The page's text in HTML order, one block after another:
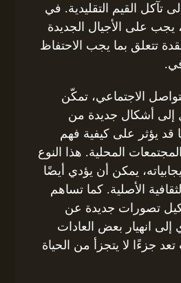
تآكل القيم التقليدية. في
يجب على الأجيال الجديدة
تتعلق بما يجب الاحتفاظ
الاجتماعي، تمكّن
إلى أشكال جديدة من
قد يؤثر على كيفية فهم
المحلية. هذا النوع
يمكن أن يؤدي أيضًا
الأصلية. كما تساهم
تصورات جديدة عن
إلى انهيار بعض العادات
تعد جزءًا لا يتجزأ من الحياة